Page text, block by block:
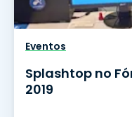
Eventos
Splashtop no
2019